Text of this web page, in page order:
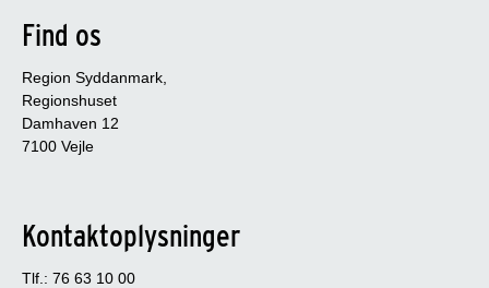
Find os
Region Syddanmark,
Regionshuset
Damhaven 12
7100 Vejle
Kontaktoplysninger
Tlf.: 76 63 10 00